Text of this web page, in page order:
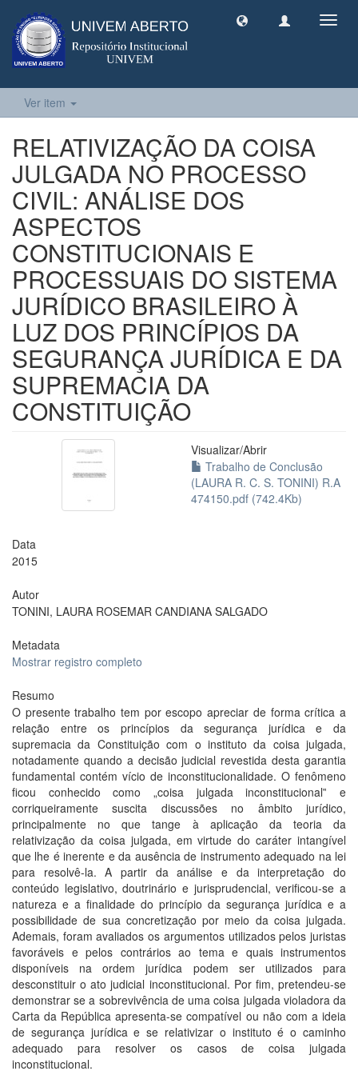
Ver item
RELATIVIZAÇÃO DA COISA
JULGADA NO PROCESSO
CIVIL: ANÁLISE DOS
ASPECTOS
CONSTITUCIONAIS E
PROCESSUAIS DO SISTEMA
JURÍDICO BRASILEIRO À
LUZ DOS PRINCÍPIOS DA
SEGURANÇA JURÍDICA E DA
SUPREMACIA DA
CONSTITUIÇÃO
Visualizar/Abrir
Trabalho de Conclusão
(LAURA R. C. S. TONINI) R.A
474150.pdf (742.4Kb)
Data
2015
Autor
TONINI, LAURA ROSEMAR CANDIANA SALGADO
Metadata
Mostrar registro completo
Resumo
O presente trabalho tem por escopo apreciar de forma crítica a
relação entre os princípios da segurança jurídica e da
supremacia da Constituição com o instituto da coisa julgada,
notadamente quando a decisão judicial revestida desta garantia
fundamental contém vício de inconstitucionalidade. O fenômeno
ficou conhecido como „coisa julgada inconstitucional‟ e
corriqueiramente suscita discussões no âmbito jurídico,
principalmente no que tange à aplicação da teoria da
relativização da coisa julgada, em virtude do caráter intangível
que lhe é inerente e da ausência de instrumento adequado na lei
para resolvê-la. A partir da análise e da interpretação do
conteúdo legislativo, doutrinário e jurisprudencial, verificou-se a
natureza e a finalidade do princípio da segurança jurídica e a
possibilidade de sua concretização por meio da coisa julgada.
Ademais, foram avaliados os argumentos utilizados pelos juristas
favoráveis e pelos contrários ao tema e quais instrumentos
disponíveis na ordem jurídica podem ser utilizados para
desconstituir o ato judicial inconstitucional. Por fim, pretendeu-se
demonstrar se a sobrevivência de uma coisa julgada violadora da
Carta da República apresenta-se compatível ou não com a ideia
de segurança jurídica e se relativizar o instituto é o caminho
adequado para resolver os casos de coisa julgada
inconstitucional.